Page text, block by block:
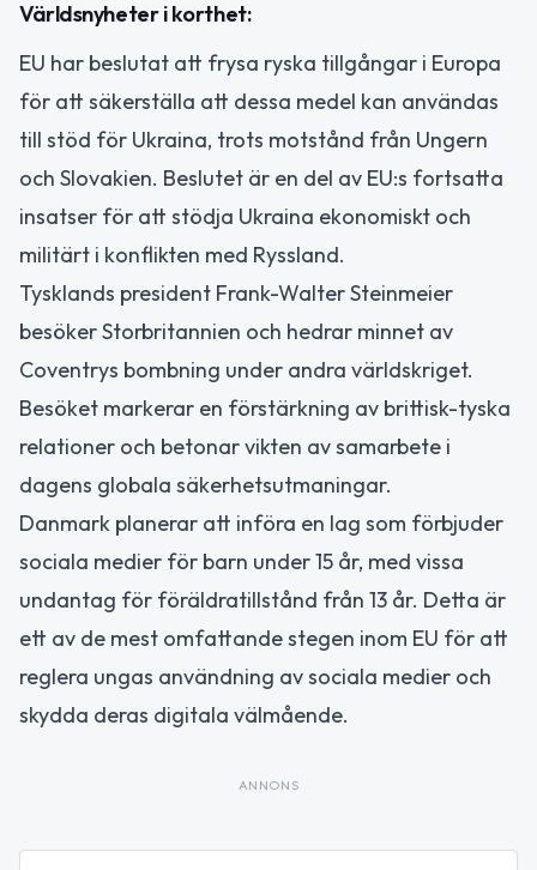
Världsnyheter i korthet:
EU har beslutat att frysa ryska tillgångar i Europa
för att säkerställa att dessa medel kan användas
till stöd för Ukraina, trots motstånd från Ungern
och Slovakien. Beslutet är en del av EU:s fortsatta
insatser för att stödja Ukraina ekonomiskt och
militärt i konflikten med Ryssland.
Tysklands president Frank-Walter Steinmeier
besöker Storbritannien och hedrar minnet av
Coventrys bombning under andra världskriget.
Besöket markerar en förstärkning av brittisk-tyska
relationer och betonar vikten av samarbete i
dagens globala säkerhetsutmaningar.
Danmark planerar att införa en lag som förbjuder
sociala medier för barn under 15 år, med vissa
undantag för föräldratillstånd från 13 år. Detta är
ett av de mest omfattande stegen inom EU för att
reglera ungas användning av sociala medier och
skydda deras digitala välmående.
ANNONS